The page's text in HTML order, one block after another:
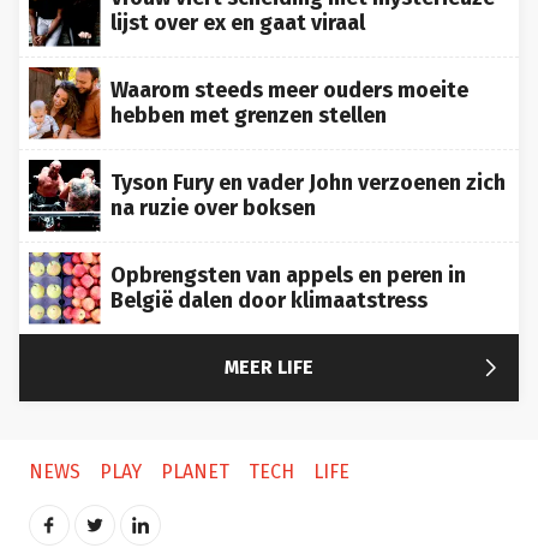
hebben met grenzen stellen
na ruzie over boksen
België dalen door klimaatstress